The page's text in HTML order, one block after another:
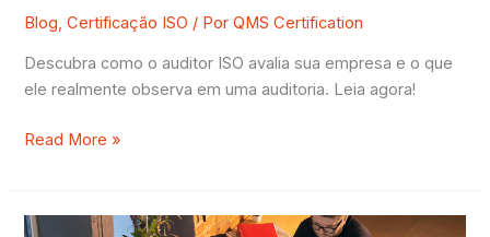
Blog,Certificação ISO / PorQMS Certification
Descubra como o auditor ISO avalia sua empresa e o que
ele realmente observa em uma auditoria. Leia agora!
Read More »
3